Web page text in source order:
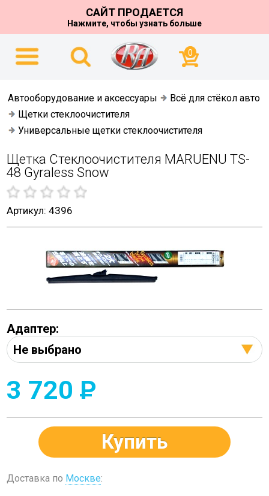
САЙТ ПРОДАЕТСЯ
Нажмите, чтобы узнать больше
0
Автооборудование и аксессуары
Всё для стёкол авто
Щетки стеклоочистителя
Универсальные щетки стеклоочистителя
Щетка Стеклоочистителя MARUENU TS-
48 Gyraless Snow
Артикул: 4396
Адаптер:
3 720 P
Купить
Доставка по Москве: